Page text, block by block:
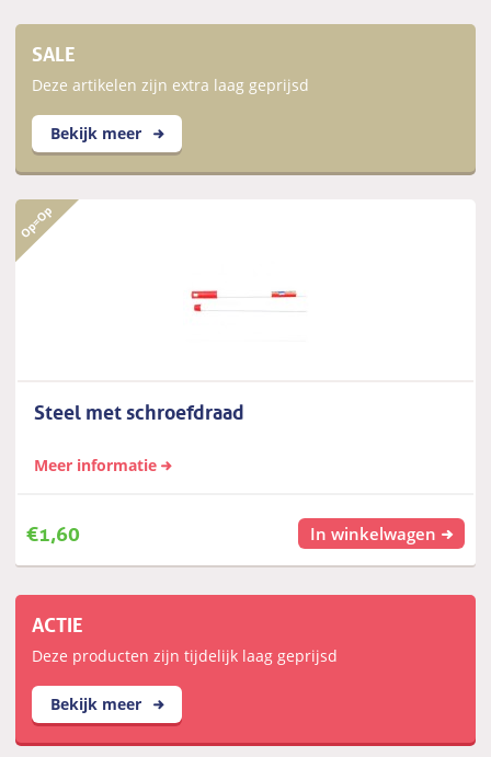
SALE
Deze artikelen zijn extra laag geprijsd
Bekijk meer
Steel met schroefdraad
Meer informatie
€1,60 In winkelwagen
ACTIE
Deze producten zijn tijdelijk laag geprijsd
Bekijk meer